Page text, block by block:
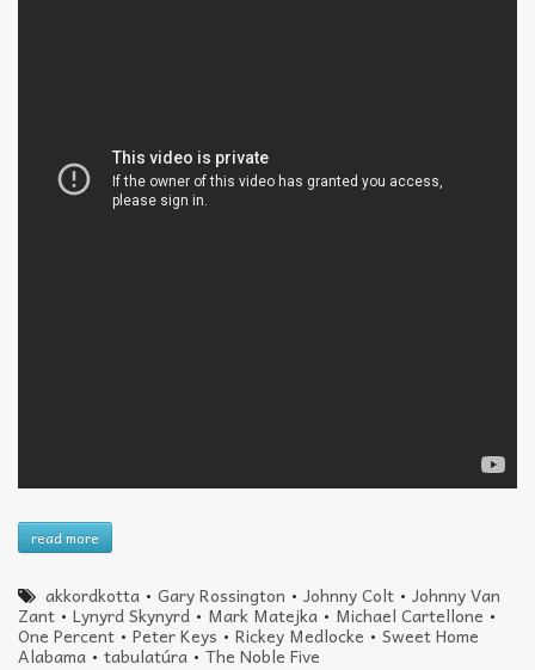
read more
akkordkotta •Gary Rossington •Johnny Colt •Johnny Van
Zant • Lynyrd Skynyrd • Mark Matejka • Michael Cartellone •
One Percent • Peter Keys • Rickey Medlocke • Sweet Home
Alabama • tabulatúra •The Noble Five